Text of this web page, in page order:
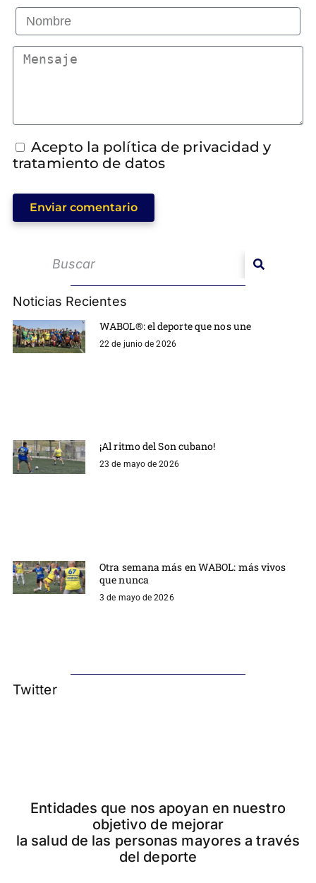
Acepto la política de privacidad y
tratamiento de datos
Enviar comentario
Noticias Recientes
WABOL®: el deporte que nos une
22 de junio de 2026
¡Al ritmo del Son cubano!
23 de mayo de 2026
Otra semana más en WABOL: más vivos
que nunca
3 de mayo de 2026
Twitter
Entidades que nos apoyan en nuestro
objetivo de mejorar
la salud de las personas mayores a través
del deporte